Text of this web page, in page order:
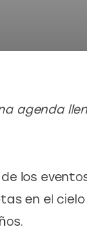
agenda
de los
en el cielo